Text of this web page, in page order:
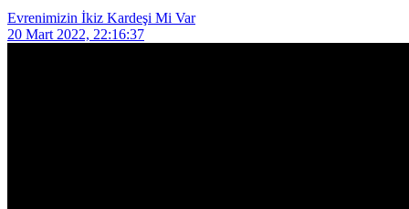
Evrenimizin İkiz Kardeşi Mi Var
20 Mart 2022, 22:16:37